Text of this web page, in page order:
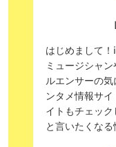
はじめまして！
ミュージシャ
ルエンサーの
ンタメ情報サ
イトもチェック
と言いたくなる